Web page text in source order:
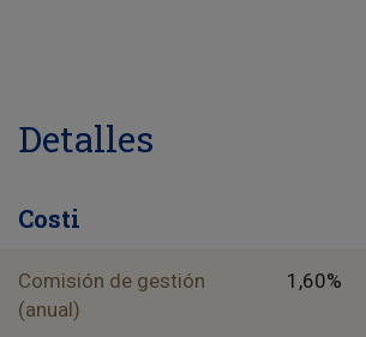
Detalles
Costi
Comisión de gestión
(anual)
1,60%